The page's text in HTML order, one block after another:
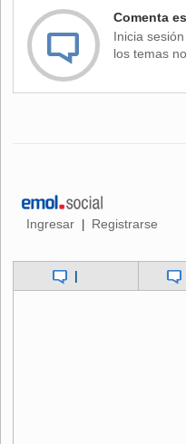
Comenta
Inicia
los temas
Ingresar Registrarse